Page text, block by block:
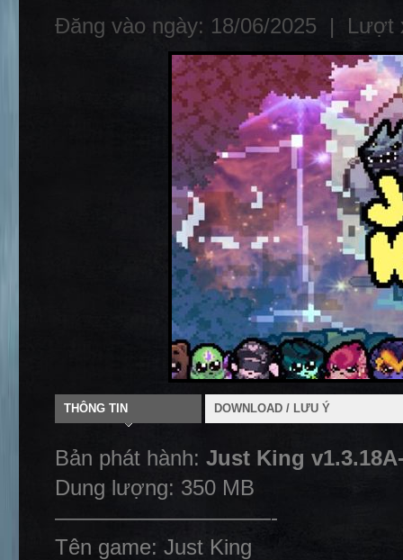
Đăng vào ngày: 18/06/2025 | Lượt
THÔNG TIN DOWNLOAD / LƯU Ý
Bản phát hành: Just King
Dung lượng: 350 MB
——————————-
Tên game: Just King